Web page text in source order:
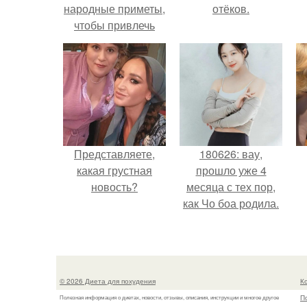
народные приметы,
чтобы привлечь
деньги в дом.
отёков.
Представляете,
какая грустная
новость?
180626: вау,
прошло уже 4
месяца с тех пор,
как Чо боа родила.
© 2026 Диета для похудения
Полезная информация о диетах, новости, отзывы, описания, инструкции и многое другое